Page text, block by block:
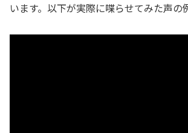
います。以下が実際に喋らせてみた声の